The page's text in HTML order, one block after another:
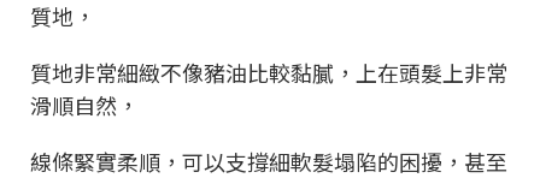
質地，
質地非常細緻不像豬油比較黏膩，上在頭髮上非常
滑順自然，
線條緊實柔順，可以支撐細軟髮塌陷的困擾，甚至